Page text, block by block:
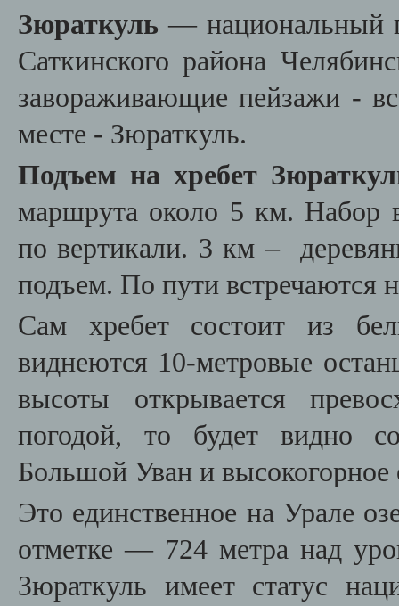
Зюраткуль — национальный
Саткинского района
завораживающие пейзажи -
месте - Зюраткуль.
Подъем на хребет
маршрута около 5 км. Набор
по вертикали. 3 км –
подъем. По пути встречаются
Сам хребет состоит из
виднеются 10-метровые
высоты открывается
погодой, то будет видно
Большой Уван и высокогорное
Это единственное на Урале
отметке — 724 метра над
Зюраткуль имеет статус н